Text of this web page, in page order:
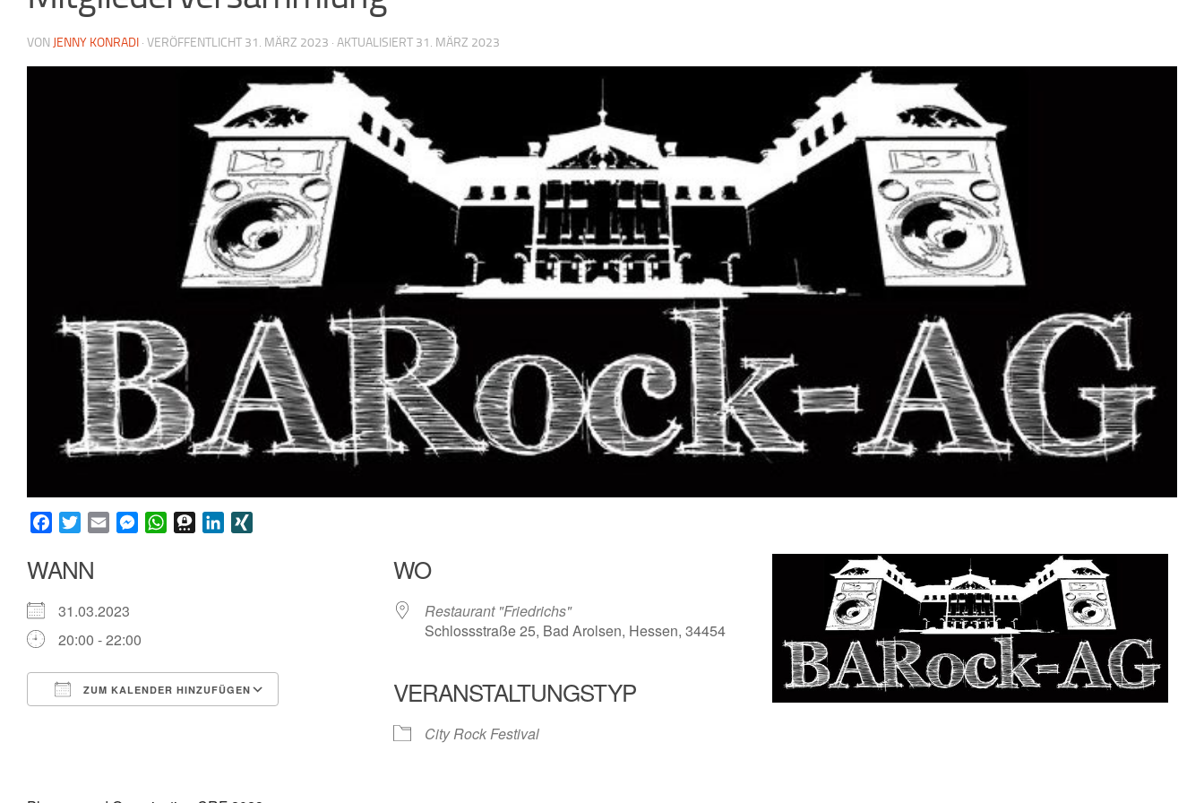
VON JENNY KONRADI · VERÖFFENTLICHT 31. MÄRZ 2023 · AKTUALISIERT 31. MÄRZ 2023
FacebookTwitterEmail MessengerWhatsAppThreemaLinkedIn
WANN
31.03.2023
20:00 - 22:00
ZUM KALENDER HINZUFÜGEN
Google Kalender
WO
Restaurant "Friedrichs"
Schlossstraße 25, Bad Arolsen, Hessen, 34454
VERANSTALTUNGSTYP
City Rock Festival